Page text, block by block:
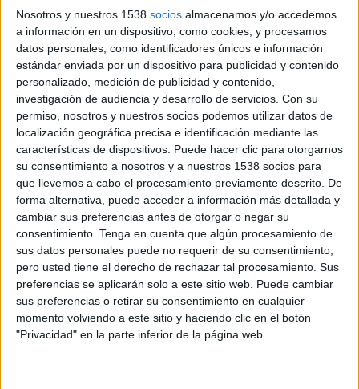
Nosotros y nuestros 1538 socios almacenamos y/o accedemos
a información en un dispositivo, como cookies, y procesamos
datos personales, como identificadores únicos e información
estándar enviada por un dispositivo para publicidad y contenido
personalizado, medición de publicidad y contenido,
investigación de audiencia y desarrollo de servicios. Con su
permiso, nosotros y nuestros socios podemos utilizar datos de
localización geográfica precisa e identificación mediante las
características de dispositivos. Puede hacer clic para otorgarnos
su consentimiento a nosotros y a nuestros 1538 socios para
que llevemos a cabo el procesamiento previamente descrito. De
forma alternativa, puede acceder a información más detallada y
cambiar sus preferencias antes de otorgar o negar su
consentimiento. Tenga en cuenta que algún procesamiento de
sus datos personales puede no requerir de su consentimiento,
pero usted tiene el derecho de rechazar tal procesamiento. Sus
preferencias se aplicarán solo a este sitio web. Puede cambiar
sus preferencias o retirar su consentimiento en cualquier
momento volviendo a este sitio y haciendo clic en el botón
"Privacidad" en la parte inferior de la página web.
La dupla formada por Will Hoffman y Julius
Metoyer III han fichado por la productora
Lee Films
Los creativos Hoffman & Metoyer hacen
películas, en su mayoría sobre personas,
generalmente cortas. Llevan quince años
trabajando juntos y ahora comienzan su camino
enLee Films.
Empezaron en Radiolab, haciendo cortometrajes
para un programa de radio. Las películas
trataban sobre cosas pequeñas -una mirada, un
patrón, un momento al que la mayoría de la
gente no pensaría en mirar dos veces-.
Han trabajado para marcas como Apple, Coca-
Cola, Dove, Ford, KitchenAid. En 2018, el DGA los